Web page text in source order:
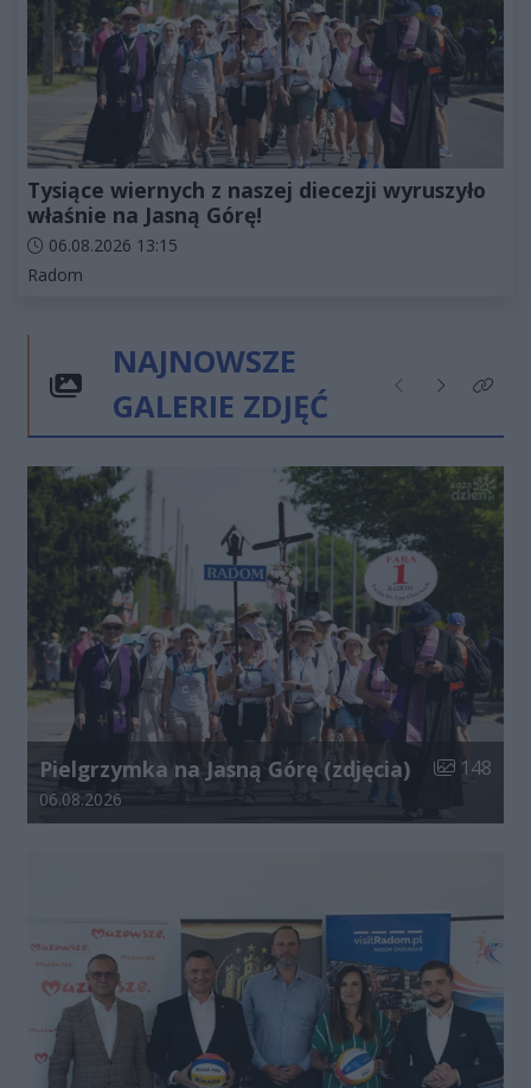
Tysiące wiernych z naszej diecezji wyruszyło
właśnie na Jasną Górę!
Data dodania artykułu:
06.08.2026 13:15
Kategorie artykułu:
Radom
NAJNOWSZE
GALERIE ZDJĘĆ
Poprzednie
NastępneKliknij
Pielgrzymka na Jasną Górę (zdjęcia) Liczba
148
Data dodania galerii:
06.08.2026